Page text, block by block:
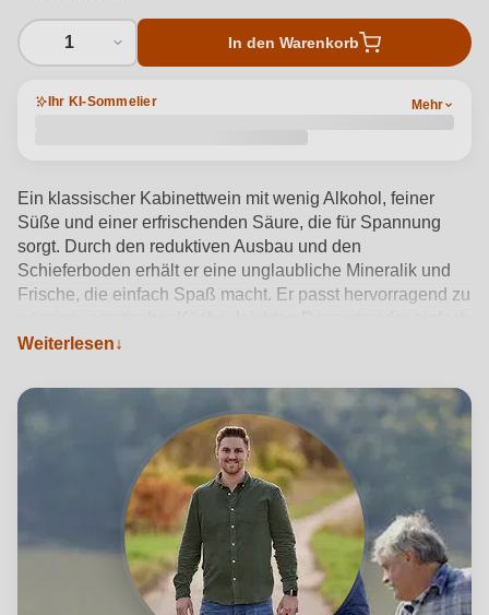
1 In den Warenkorb
Ihr KI-Sommelier Mehr
Ein klassischer Kabinettwein mit wenig Alkohol, feiner
Süße und einer erfrischenden Säure, die für Spannung
sorgt. Durch den reduktiven Ausbau und den
Schieferboden erhält er eine unglaubliche Mineralik und
Frische, die einfach Spaß macht. Er passt hervorragend zu
solo als erfrischender Genuss.
Weiterlesen